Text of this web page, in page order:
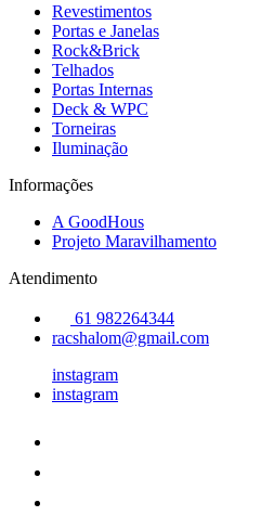
Revestimentos
Portas e Janelas
Rock&Brick
Telhados
Portas Internas
Deck & WPC
Torneiras
Iluminação
Informações
A GoodHous
Projeto Maravilhamento
Atendimento
61 982264344
racshalom@gmail.com
instagram
instagram